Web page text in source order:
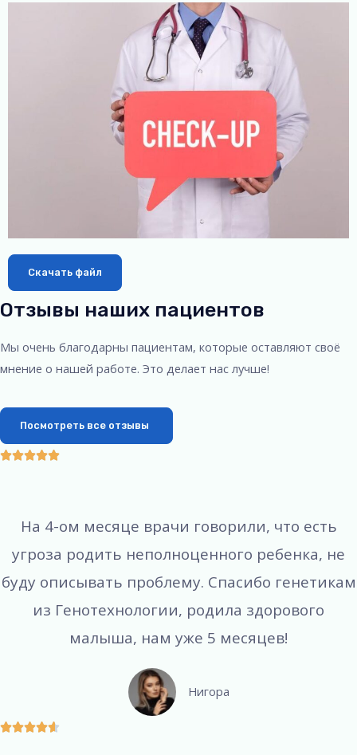
Скачать файл
Отзывы наших пациентов
Мы очень благодарны пациентам, которые оставляют своё
мнение о нашей работе. Это делает нас лучше!
Посмотреть все отзывы

На 4-ом месяце врачи говорили, что есть
угроза родить неполноценного ребенка, не
буду описывать проблему. Спасибо генетикам
из Генотехнологии, родила здорового
малыша, нам уже 5 месяцев!
Нигора
